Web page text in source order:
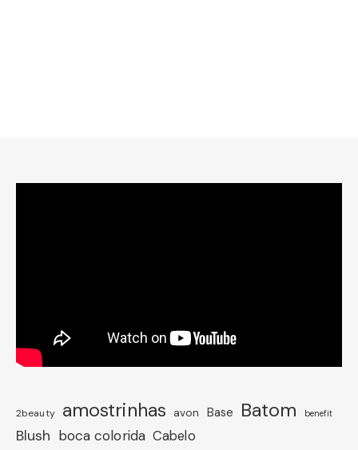
2beauty amostrinhas avon Base Batom benefit
Blush boca colorida Cabelo